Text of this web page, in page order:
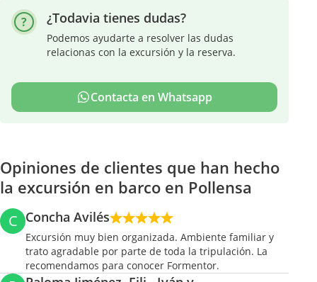
¿Todavia tienes dudas?
Podemos ayudarte a resolver las dudas
relacionas con la excursión y la reserva.
Contacta en Whatsapp
Opiniones de clientes que han hecho
la excursión en barco en Pollensa
C Concha Avilés
Excursión muy bien organizada. Ambiente familiar y
trato agradable por parte de toda la tripulación. La
recomendamos para conocer Formentor.